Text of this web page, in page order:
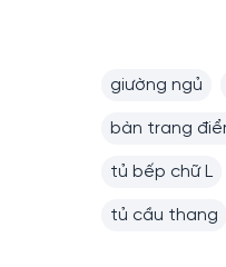
giường ngủ
bàn trang
tủ bếp chữ L
tủ cầu thang